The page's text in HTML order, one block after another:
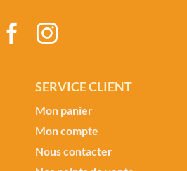
SERVICE CLIENT
Mon panier
Mon compte
Nous contacter